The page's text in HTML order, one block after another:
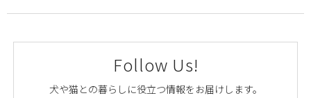
Follow Us!
犬や猫との暮らしに役立つ情報をお届けします。